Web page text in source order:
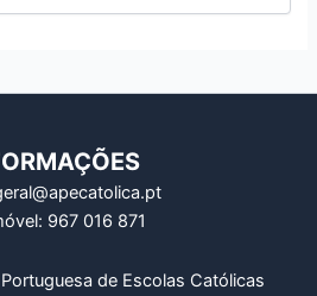
967 016 871
de Escolas Católicas